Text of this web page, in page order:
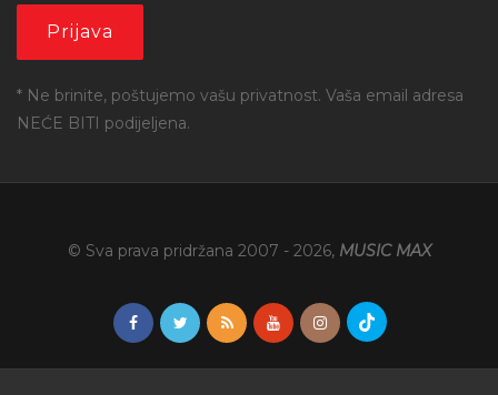
* Ne brinite, poštujemo vašu privatnost. Vaša email adresa
NEĆE BITI podijeljena.
© Sva prava pridržana 2007 - 2026, MUSIC MAX